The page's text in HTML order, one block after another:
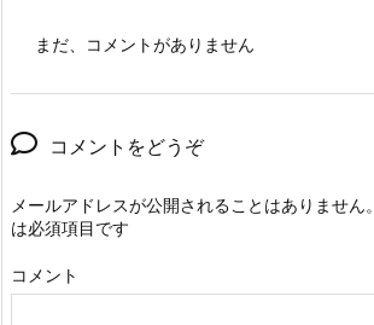
まだ、コメントがありません
コメントをどうぞ
メールアドレスが公開されることはありません。
は必須項目です
コメント